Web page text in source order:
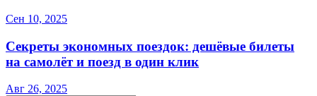
Сен 10, 2025
Секреты экономных поездок: дешёвые билеты
на самолёт и поезд в один клик
Авг 26, 2025